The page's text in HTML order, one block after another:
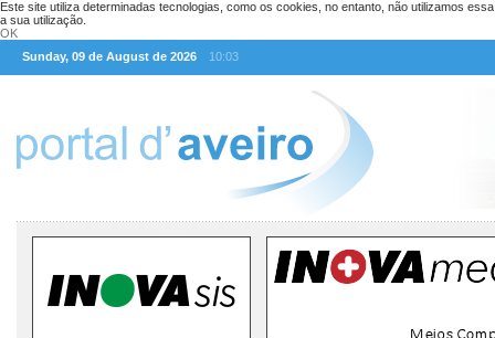
Este site utiliza determinadas tecnologias, como os cookies, no entanto, não utilizamos
a sua utilização.
OK
Sunday, 09 de August de 2026
10:03